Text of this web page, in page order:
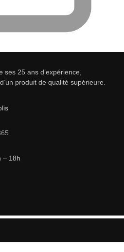
ses 25 ans d’expérience,
produit de qualité supérieure.
– 18h